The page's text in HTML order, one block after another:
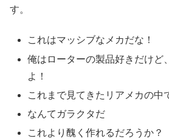
す。
これはマッシブなメカだな！
俺はローターの製品好きだけど
よ！
これまで見てきたリアメカの中
なんてガラクタだ
これより醜く作れるだろうか？